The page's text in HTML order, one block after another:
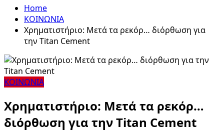
Home
ΚΟΙΝΩΝΙΑ
Χρηματιστήριο: Μετά τα ρεκόρ… διόρθωση για
την Titan Cement
ΚΟΙΝΩΝΙΑ
Χρηματιστήριο: Μετά τα ρεκόρ…
διόρθωση για την Titan Cement